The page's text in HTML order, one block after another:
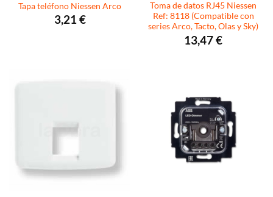
Tapa teléfono Niessen Arco
3,21€
Toma de datos RJ45 Niessen
Ref: 8118 (Compatible con
series Arco, Tacto, Olas y Sky)
13,47€